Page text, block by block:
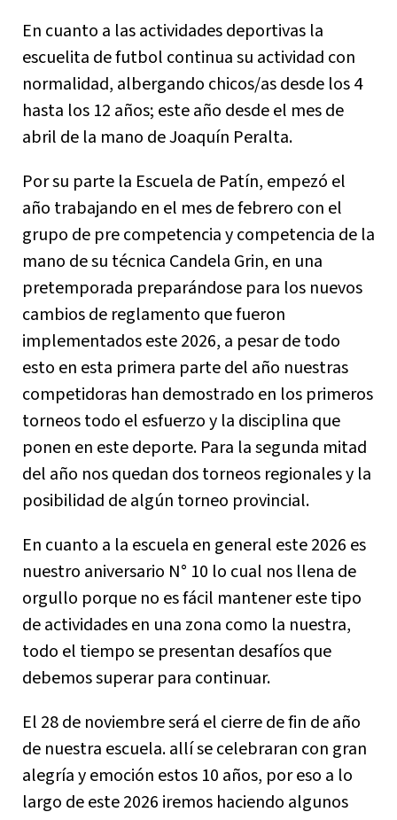
En cuanto a las actividades deportivas la
escuelita de futbol continua su actividad con
normalidad, albergando chicos/as desde los 4
hasta los 12 años; este año desde el mes de
abril de la mano de Joaquín Peralta.
Por su parte la Escuela de Patín, empezó el
año trabajando en el mes de febrero con el
grupo de pre competencia y competencia de la
mano de su técnica Candela Grin, en una
pretemporada preparándose para los nuevos
cambios de reglamento que fueron
implementados este 2026, a pesar de todo
esto en esta primera parte del año nuestras
competidoras han demostrado en los primeros
torneos todo el esfuerzo y la disciplina que
ponen en este deporte. Para la segunda mitad
del año nos quedan dos torneos regionales y la
posibilidad de algún torneo provincial.
En cuanto a la escuela en general este 2026 es
nuestro aniversario N° 10 lo cual nos llena de
orgullo porque no es fácil mantener este tipo
de actividades en una zona como la nuestra,
todo el tiempo se presentan desafíos que
debemos superar para continuar.
El 28 de noviembre será el cierre de fin de año
de nuestra escuela. allí se celebraran con gran
alegría y emoción estos 10 años, por eso a lo
largo de este 2026 iremos haciendo algunos